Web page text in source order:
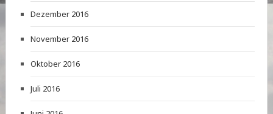
Dezember 2016
November 2016
Oktober 2016
Juli 2016